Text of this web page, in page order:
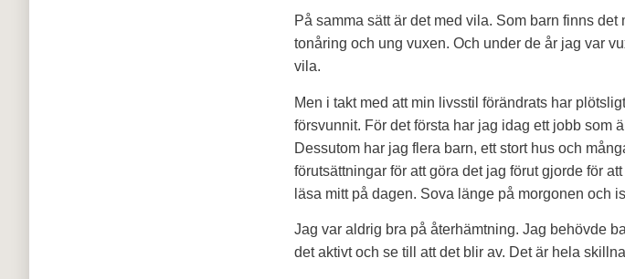
På samma sätt är det med vila. Som barn finns
tonåring och ung vuxen. Och under de år jag var
vila.
Men i takt med att min livsstil förändrats har
försvunnit. För det första har jag idag ett jobb som
Dessutom har jag flera barn, ett stort hus och
förutsättningar för att göra det jag förut gjorde för
läsa mitt på dagen. Sova länge på morgonen och
Jag var aldrig bra på återhämtning. Jag behövde
det aktivt och se till att det blir av. Det är hela